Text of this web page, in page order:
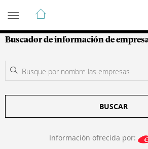
Guía de Empresas
Buscador de información de
BUSCAR
Información ofrecida por: